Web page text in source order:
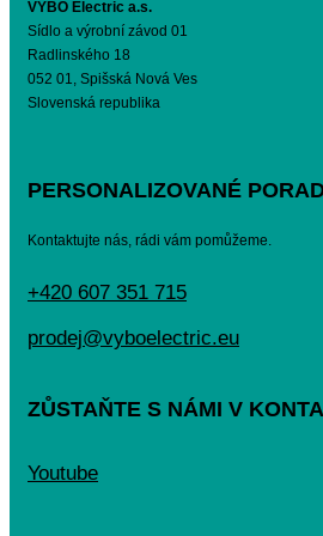
VYBO Electric a.s.
Sídlo a výrobní závod 01
Radlinského 18
052 01, Spišská Nová Ves
Slovenská republika
PERSONALIZOVANÉ
Kontaktujte nás, rádi vám pomůžeme.
+420 607 351 715
prodej@vyboelectric.eu
ZŮSTAŇTE S NÁMI V
Youtube